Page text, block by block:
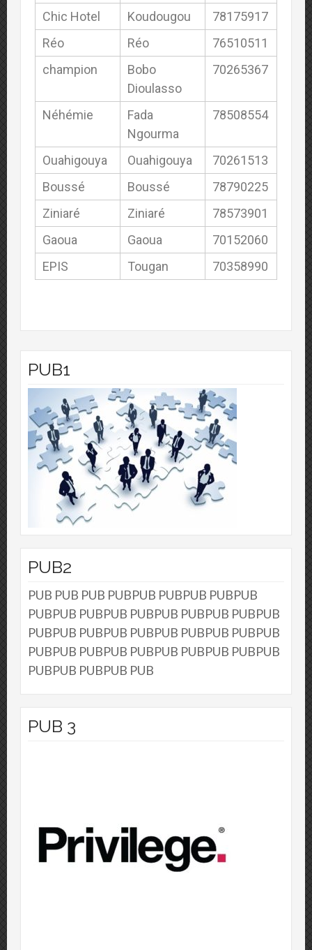
Chic Hotel
Koudougou
78175917
Réo
Réo
76510511
champion
Bobo
Dioulasso
70265367
Néhémie
Fada
Ngourma
78508554
Ouahigouya Ouahigouya
70261513
Boussé
Boussé
78790225
Ziniaré
Ziniaré
78573901
Gaoua
Gaoua
70152060
EPIS
Tougan 70358990
PUB1
PUB2
PUB PUB PUB PUBPUB PUBPUB PUBPUB
PUBPUB PUBPUB PUBPUB PUBPUB PUBPUB
PUBPUB PUBPUB PUBPUB PUBPUB PUBPUB
PUBPUB PUBPUB PUBPUB PUBPUB PUBPUB
PUBPUB PUBPUB PUB
PUB 3